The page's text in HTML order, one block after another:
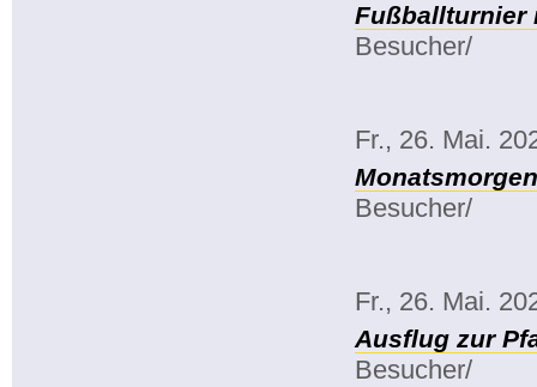
Fußballturnier
Besucher/
Fr., 26. Mai.
Besucher/
Fr., 26. Mai.
Ausflug zur
Besucher/